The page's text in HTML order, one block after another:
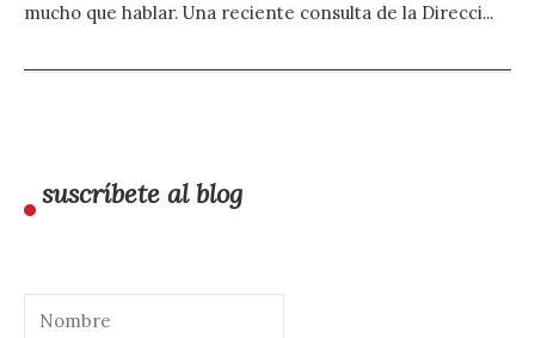
mucho que hablar. Una reciente consulta de la Direcci...
suscríbete al blog